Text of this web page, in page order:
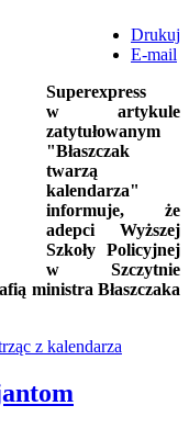
Drukuj
E-mail
Superexpress
w artykule
zatytułowanym
"Błaszczak
twarzą
kalendarza"
informuje, że
adepci Wyższej
Szkoły Policyjnej
w Szczytnie
ministra Błaszczaka
z kalendarza